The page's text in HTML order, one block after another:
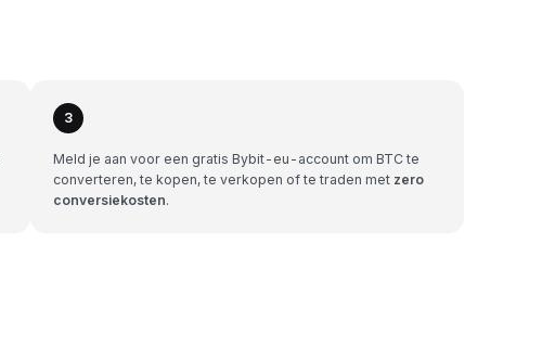
3
Meld je aan voor een gratis Bybit-eu-account om BTC te
converteren, te kopen, te verkopen of te traden met zero
conversiekosten.